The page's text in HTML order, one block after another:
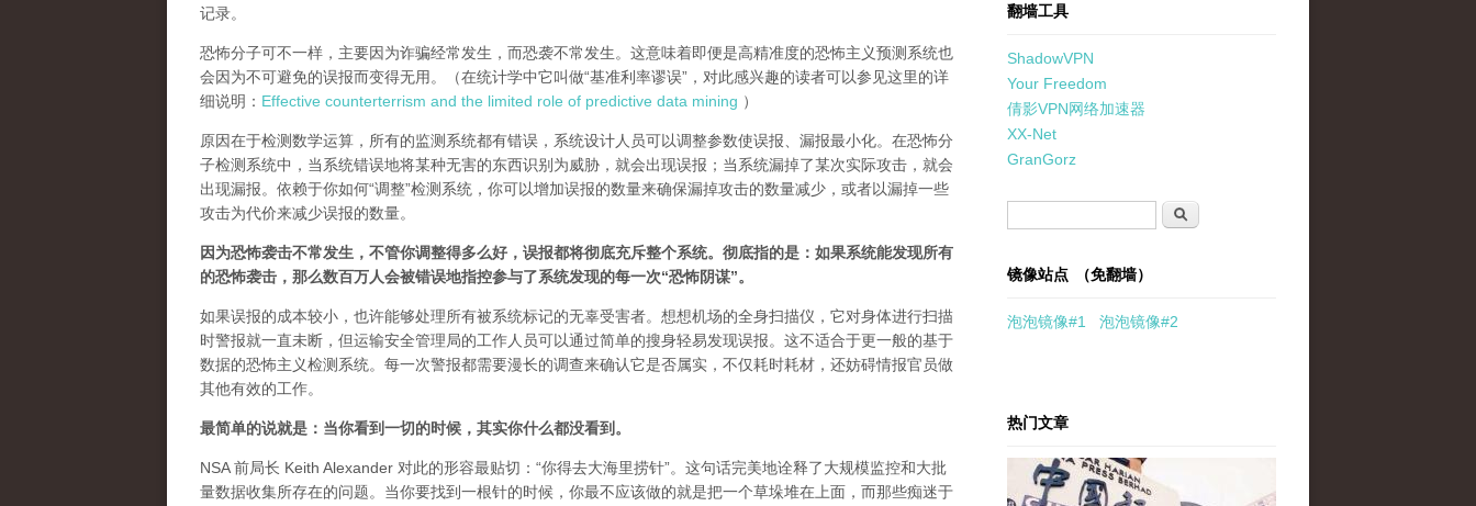
记录。
恐怖分子可不一样，主要因为诈骗经常发生，而恐袭不常发生。这意味着即便是高精准度的恐怖主义预测系统也
会因为不可避免的误报而变得无用。（在统计学中它叫做“基准利率谬误”，对此感兴趣的读者可以参见这里的详
细说明： Effective counterterrism and the limited role of predictive data mining ）
原因在于检测数学运算，所有的监测系统都有错误，系统设计人员可以调整参数使误报、漏报最小化。在恐怖分
子检测系统中，当系统错误地将某种无害的东西识别为威胁，就会出现误报；当系统漏掉了某次实际攻击，就会
出现漏报。依赖于你如何“调整”检测系统，你可以增加误报的数量来确保漏掉攻击的数量减少，或者以漏掉一些
攻击为代价来减少误报的数量。
因为恐怖袭击不常发生，不管你调整得多么好，误报都将彻底充斥整个系统。彻底指的是：如果系统能发现所有
的恐怖袭击，那么数百万人会被错误地指控参与了系统发现的每一次“恐怖阴谋”。
如果误报的成本较小，也许能够处理所有被系统标记的无辜受害者。想想机场的全身扫描仪，它对身体进行扫描
时警报就一直未断，但运输安全管理局的工作人员可以通过简单的搜身轻易发现误报。这不适合于更一般的基于
数据的恐怖主义检测系统。每一次警报都需要漫长的调查来确认它是否属实，不仅耗时耗材，还妨碍情报官员做
其他有效的工作。
最简单的说就是：当你看到一切的时候，其实你什么都没看到。
NSA 前局长 Keith Alexander 对此的形容最贴切：“你得去大海里捞针”。这句话完美地诠释了大规模监控和大批
量数据收集所存在的问题。当你要找到一根针的时候，你最不应该做的就是把一个草垛堆在上面，而那些痴迷于
翻墙工具
ShadowVPN
Your Freedom
倩影VPN网络加速器
XX-Net
GranGorz
搜索
镜像站点 （免翻墙）
泡泡镜像#1 泡泡镜像#2
热门文章